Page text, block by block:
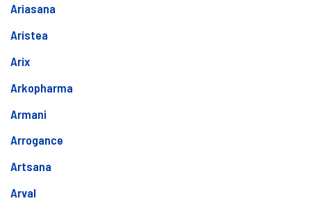
Ariasana
Aristea
Arix
Arkopharma
Armani
Arrogance
Artsana
Arval